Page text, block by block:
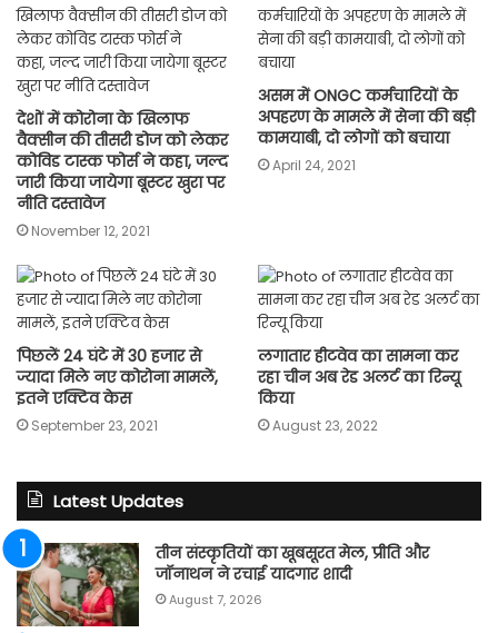
देशों में कोरोना के खिलाफ
वैक्सीन की तीसरी डोज को लेकर
कोविड टास्क फोर्स ने कहा, जल्द
जारी किया जायेगा बूस्टर खुरा पर
नीति दस्तावेज
November 12, 2021
असम में ONGC कर्मचारियों के
अपहरण के मामले में सेना की बड़ी
कामयाबी, दो लोगों को बचाया
April 24, 2021
पिछलें 24 घंटे में 30 हजार से
ज्यादा मिले नए कोरोना मामलें,
इतने एक्टिव केस
September 23, 2021
लगातार हीटवेव का सामना कर
रहा चीन अब रेड अलर्ट का रिन्यू
किया
August 23, 2022
Latest Updates
तीन संस्कृतियों का खूबसूरत मेल, प्रीति और
जॉनाथन ने रचाई यादगार शादी
August 7, 2026